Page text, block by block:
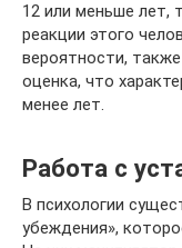
12 или меньше лет,
реакции этого
вероятности,
оценка, что
менее лет.
Работа с
В психологии
убеждения»,